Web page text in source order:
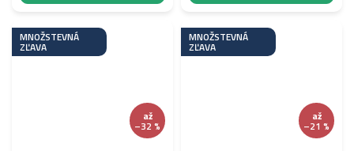
MNOŽSTEVNÁ
ZĽAVA
až
–32 %
MNOŽSTEVNÁ
ZĽAVA
až
–21 %